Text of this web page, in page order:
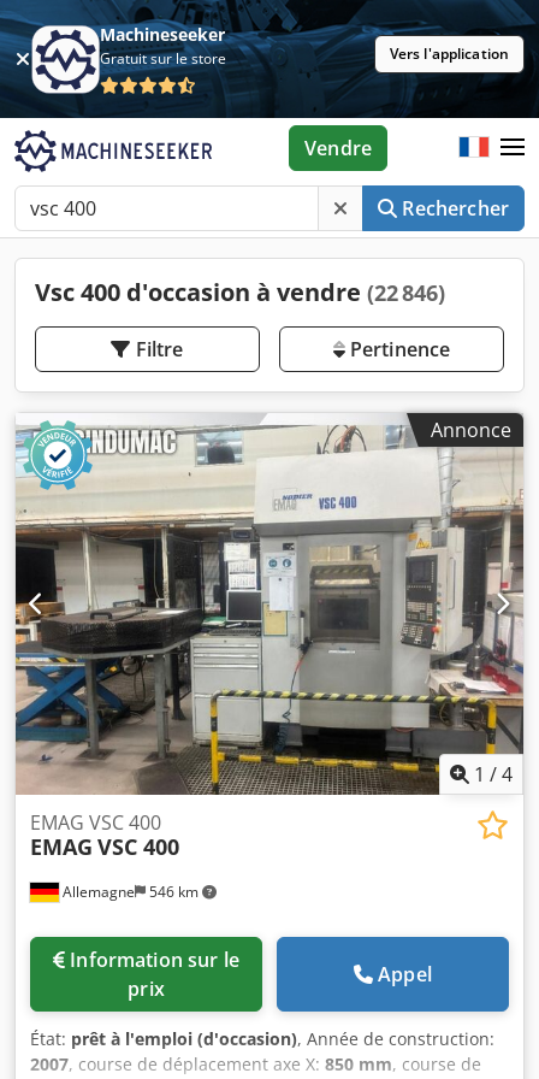
Machineseeker
Gratuit sur le store Vers l'application
Rechercher
Vendre
Vsc 400 d'occasion à vendre (22 846)
Filtre Pertinence
Annonce
1 /4
Allemagne 546 km
EMAG VSC 400
EMAG VSC 400
prix
Appel
État: prêt à l'emploi (d'occasion), Année de construction:
2007, course de déplacement axe X: 850 mm, course de